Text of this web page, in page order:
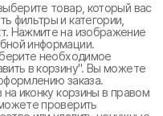
товар, который вас
фильтры и категории,
Нажмите на изображение
информации.
необходимое
в корзину". Вы можете
заказа.
иконку корзины в правом
проверить